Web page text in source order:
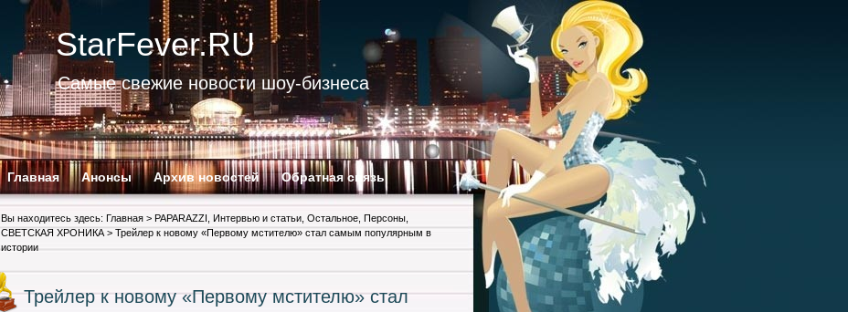
StarFever.RU
Самые свежие новости шоу-бизнеса
Главная Анонсы Архив новостей Обратная связь
Вы находитесь здесь: Главная > PAPARAZZI Интервью и статьи Остальное Персоны
СВЕТСКАЯ ХРОНИКА > Трейлер к новому «Первому мстителю» стал самым популярным в
истории
Трейлер к новому «Первому мстителю» стал